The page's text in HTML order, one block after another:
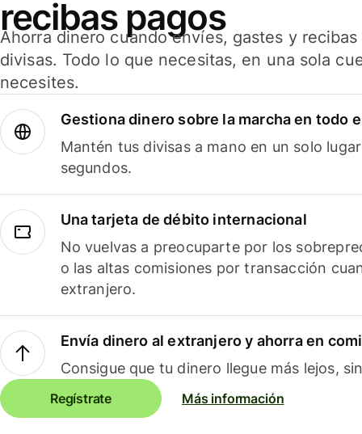
recibas pagos
Ahorra dinero cuando envíes, gastes y
divisas. Todo lo que necesitas, en una sola
necesites.
Gestiona dinero sobre la marcha en todo
Mantén tus divisas a mano en un solo
segundos.
Una tarjeta de débito internacional
No vuelvas a preocuparte por los
o las altas comisiones por transacción
extranjero.
Envía dinero al extranjero y ahorra en
Consigue que tu dinero llegue más lejos,
Regístrate Más información